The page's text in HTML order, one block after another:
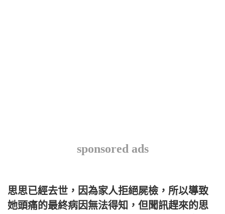
sponsored ads
思思已經去世，因為家人拒絕屍檢，所以導致
她頭痛的最終病因無法得知，但聞訊趕來的思